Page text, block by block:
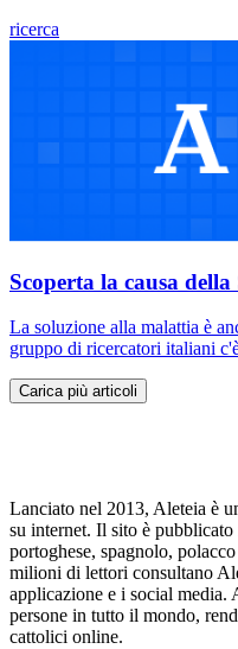
ricerca
Scoperta la causa
La soluzione alla malattia è
gruppo di ricercatori italiani
Carica più articoli
Lanciato nel 2013, Aleteia è
su internet. Il sito è
portoghese, spagnolo,
milioni di lettori consultano
applicazione e i social
persone in tutto il mondo,
cattolici online.